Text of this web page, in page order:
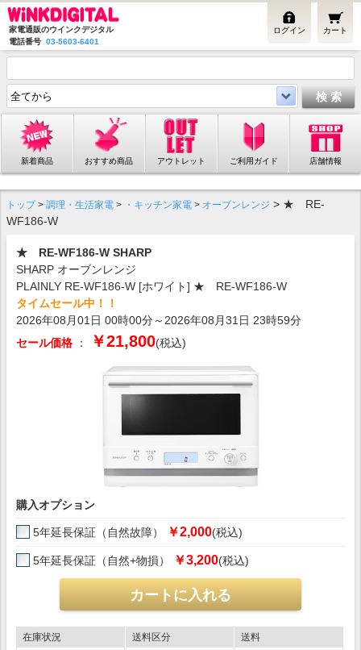
家電通販のウインクデジタル
電話番号 03-5603-6401
カート
ログイン
新着商品 おすすめ商品 アウトレット ご利用ガイド 店舗情報
トップ> 調理・生活家電 > ・キッチン家電 > オーブンレンジ > ★ RE-
WF186-W
★ RE-WF186-W SHARP
SHARP オーブンレンジ
PLAINLY RE-WF186-W [ホワイト] ★ RE-WF186-W
タイムセール中！！
2026年08月01日 00時00分～2026年08月31日 23時59分
セール価格 ： ￥21,800(税込)
購入オプション
5年延長保証（自然故障） ￥2,000(税込)
5年延長保証（自然+物損） ￥3,200(税込)
在庫状況
送料区分
送料